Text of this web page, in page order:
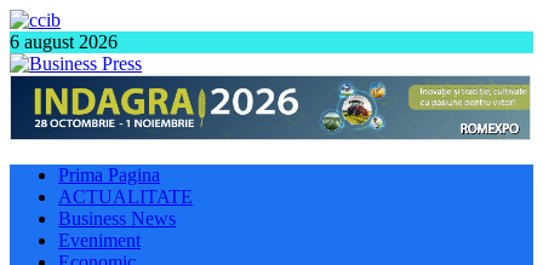
6 august 2026
Prima Pagina
ACTUALITATE
Business News
Eveniment